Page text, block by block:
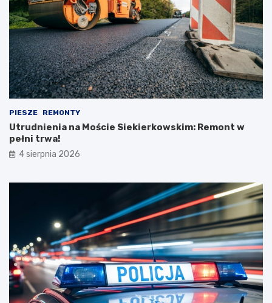
PIESZE REMONTY
Utrudnienia na Moście Siekierkowskim: Remont w
pełni trwa!
4 sierpnia 2026